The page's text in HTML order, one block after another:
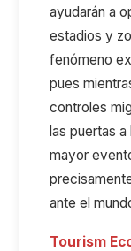
ayudarán a
estadios y
fenómeno
pues
controles
las puertas
mayor
ante el
Tourism